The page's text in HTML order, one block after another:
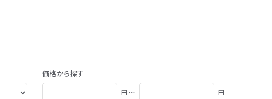
価格から探す
円 ～ 円